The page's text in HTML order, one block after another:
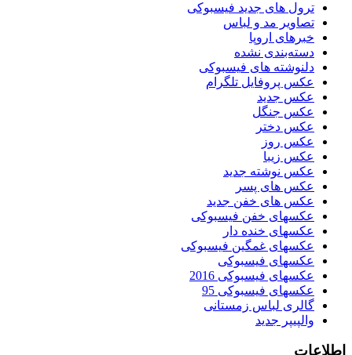
ترول های جدید فیسبوکی
تصاویر مد و لباس
خبرهای اروپا
دسته‌بندی نشده
دلنوشته های فیسبوکی
عکس پروفایل تلگرام
عکس جدید
عکس جنگل
عکس دختر
عکس روز
عکس زیبا
عکس نوشته جدید
عکس های پسر
عکس های خفن جدید
عکسهای خفن فیسبوکی
عکسهای خنده دار
عکسهای غمگین فیسبوکی
عکسهای فیسبوکی
عکسهای فیسبوکی 2016
عکسهای فیسبوکی 95
گالری لباس زمستانی
والپیپر جدید
اطلاعات